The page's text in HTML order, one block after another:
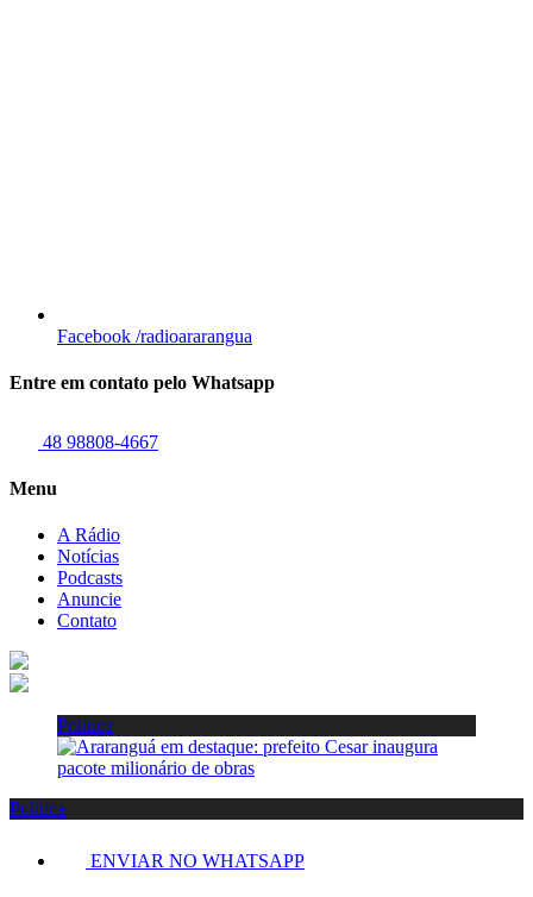
Facebook /radioararangua
Entre em contato pelo Whatsapp
48 98808-4667
Menu
A Rádio
Notícias
Podcasts
Anuncie
Contato
Política
Política
ENVIAR NO WHATSAPP